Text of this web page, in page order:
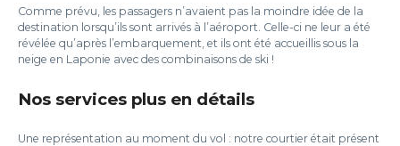
Comme prévu, les passagers n’avaient pas la moindre idée de la
destination lorsqu’ils sont arrivés à l’aéroport. Celle-ci ne leur a été
révélée qu’après l’embarquement, et ils ont été accueillis sous la
neige en Laponie avec des combinaisons de ski !
Nos services plus en détails
Une représentation au moment du vol : notre courtier était présent